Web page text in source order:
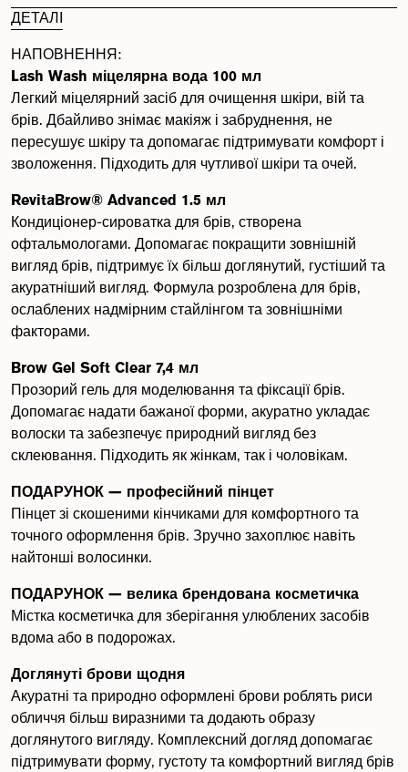
ДЕТАЛІ
НАПОВНЕННЯ:
Lash Wash міцелярна вода 100 мл
Легкий міцелярний засіб для очищення шкіри, вій та
брів. Дбайливо знімає макіяж і забруднення, не
пересушує шкіру та допомагає підтримувати комфорт і
зволоження. Підходить для чутливої шкіри та очей.
RevitaBrow® Advanced 1.5 мл
Кондиціонер-сироватка для брів, створена
офтальмологами. Допомагає покращити зовнішній
вигляд брів, підтримує їх більш доглянутий, густіший та
акуратніший вигляд. Формула розроблена для брів,
ослаблених надмірним стайлінгом та зовнішніми
факторами.
Brow Gel Soft Clear 7,4 мл
Прозорий гель для моделювання та фіксації брів.
Допомагає надати бажаної форми, акуратно укладає
волоски та забезпечує природний вигляд без
склеювання. Підходить як жінкам, так і чоловікам.
ПОДАРУНОК — професійний пінцет
Пінцет зі скошеними кінчиками для комфортного та
точного оформлення брів. Зручно захоплює навіть
найтонші волосинки.
ПОДАРУНОК — велика брендована косметичка
Містка косметичка для зберігання улюблених засобів
вдома або в подорожах.
Доглянуті брови щодня
Акуратні та природно оформлені брови роблять риси
обличчя більш виразними та додають образу
доглянутого вигляду. Комплексний догляд допомагає
підтримувати форму, густоту та комфортний вигляд брів